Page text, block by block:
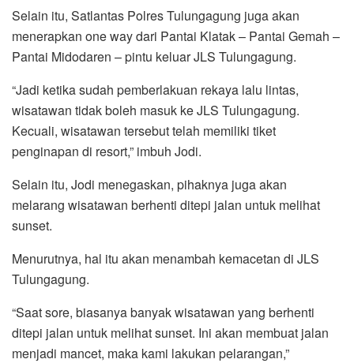
Selain itu, Satlantas Polres Tulungagung juga akan
menerapkan one way dari Pantai Klatak – Pantai Gemah –
Pantai Midodaren – pintu keluar JLS Tulungagung.
“Jadi ketika sudah pemberlakuan rekaya lalu lintas,
wisatawan tidak boleh masuk ke JLS Tulungagung.
Kecuali, wisatawan tersebut telah memiliki tiket
penginapan di resort,” imbuh Jodi.
Selain itu, Jodi menegaskan, pihaknya juga akan
melarang wisatawan berhenti ditepi jalan untuk melihat
sunset.
Menurutnya, hal itu akan menambah kemacetan di JLS
Tulungagung.
“Saat sore, biasanya banyak wisatawan yang berhenti
ditepi jalan untuk melihat sunset. Ini akan membuat jalan
menjadi mancet, maka kami lakukan pelarangan,”